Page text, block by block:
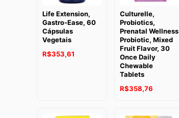
Life Extension,
Gastro-Ease, 60
Cápsulas
Vegetais
R$353,61
Culturelle,
Probiotics,
Prenatal Wellness
Probiotic, Mixed
Fruit Flavor, 30
Once Daily
Chewable
Tablets
R$358,76